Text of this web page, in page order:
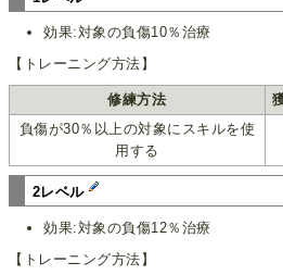
効果:対象の負傷10％治療
【トレーニング方法】
修練方法
負傷が30％以上の対象にスキルを使
用する
2レベル
効果:対象の負傷12％治療
【トレーニング方法】